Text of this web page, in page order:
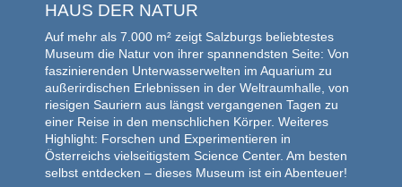
HAUS DER NATUR
Auf mehr als 7.000 m² zeigt Salzburgs beliebtestes
Museum die Natur von ihrer spannendsten Seite: Von
faszinierenden Unterwasserwelten im Aquarium zu
außerirdischen Erlebnissen in der Weltraumhalle, von
riesigen Sauriern aus längst vergangenen Tagen zu
einer Reise in den menschlichen Körper. Weiteres
Highlight: Forschen und Experimentieren in
Österreichs vielseitigstem Science Center. Am besten
selbst entdecken – dieses Museum ist ein Abenteuer!